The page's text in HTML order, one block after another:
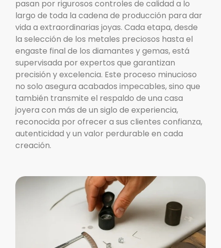
pasan por rigurosos controles de calidad a lo
largo de toda la cadena de producción para dar
vida a extraordinarias joyas. Cada etapa, desde
la selección de los metales preciosos hasta el
engaste final de los diamantes y gemas, está
supervisada por expertos que garantizan
precisión y excelencia. Este proceso minucioso
no solo asegura acabados impecables, sino que
también transmite el respaldo de una casa
joyera con más de un siglo de experiencia,
reconocida por ofrecer a sus clientes confianza,
autenticidad y un valor perdurable en cada
creación.